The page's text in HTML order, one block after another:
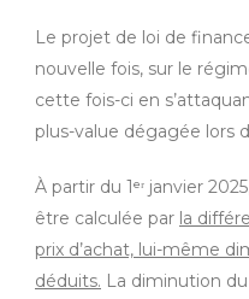
Le projet de loi de
nouvelle fois, sur le
cette fois-ci en
plus-value dégagée lors
À partir du 1ᵉʳ janvier
être calculée par la
prix d’achat, lui-même
déduits. La diminution du